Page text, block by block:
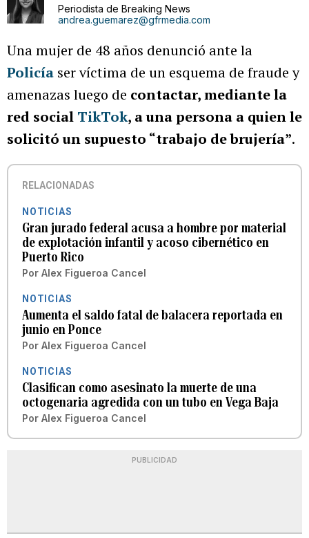
Periodista de Breaking News
andrea.guemarez@gfrmedia.com
Una mujer de 48 años denunció ante la
Policía ser víctima de un esquema de fraude y
amenazas luego de contactar, mediante la
red social TikTok, a una persona a quien le
solicitó un supuesto “trabajo de brujería”.
RELACIONADAS
NOTICIAS
Gran jurado federal acusa a hombre por material
de explotación infantil y acoso cibernético en
Puerto Rico
Por Alex Figueroa Cancel
NOTICIAS
Aumenta el saldo fatal de balacera reportada en
junio en Ponce
Por Alex Figueroa Cancel
NOTICIAS
Clasifican como asesinato la muerte de una
octogenaria agredida con un tubo en Vega Baja
Por Alex Figueroa Cancel
PUBLICIDAD